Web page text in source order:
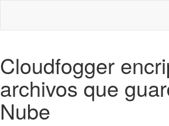
Cloudfogger
archivos que
Nube